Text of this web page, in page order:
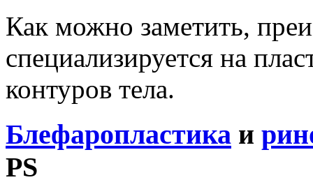
Как можно заметить,
специализируется на
контуров тела.
Блефаропластика и
PS